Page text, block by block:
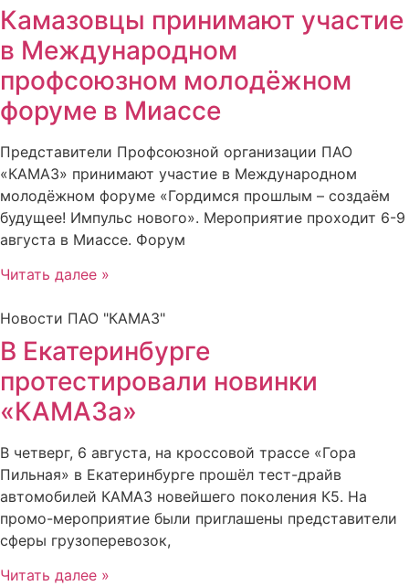
Камазовцы принимают участие
в Международном
профсоюзном молодёжном
форуме в Миассе
Представители Профсоюзной организации ПАО
«КАМАЗ» принимают участие в Международном
молодёжном форуме «Гордимся прошлым – создаём
будущее! Импульс нового». Мероприятие проходит 6-9
августа в Миассе. Форум
Читать далее »
Новости ПАО "КАМАЗ"
В Екатеринбурге
протестировали новинки
«КАМАЗа»
В четверг, 6 августа, на кроссовой трассе «Гора
Пильная» в Екатеринбурге прошёл тест-драйв
автомобилей КАМАЗ новейшего поколения К5. На
промо-мероприятие были приглашены представители
сферы грузоперевозок,
Читать далее »